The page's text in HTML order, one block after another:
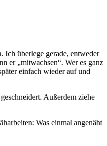
Ich überlege gerade, entweder
er „mitwachsen“. Wer es ganz
einfach wieder auf und
Außerdem ziehe
Was einmal angenäht